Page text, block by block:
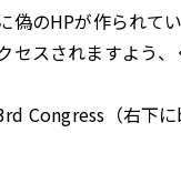
偽のHPが作られて
セスされますよう
Congress（右下